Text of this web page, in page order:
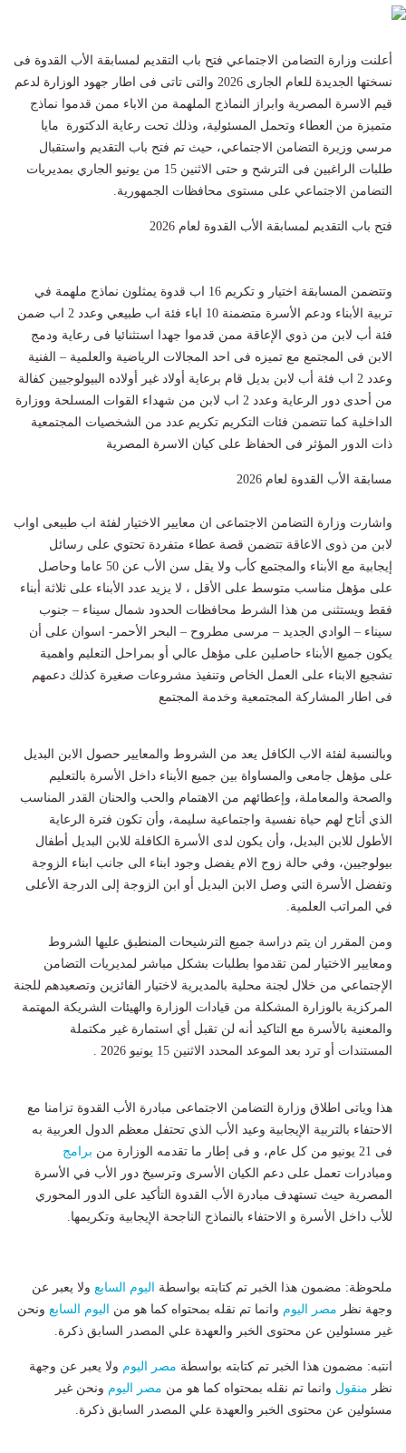
أعلنت وزارة التضامن الاجتماعي فتح باب التقديم لمسابقة الأب القدوة فى
نسختها الجديدة للعام الجارى 2026 والتى تاتى فى اطار جهود الوزارة لدعم
قيم الاسرة المصرية وابراز النماذج الملهمة من الاباء ممن قدموا نماذج
متميزة من العطاء وتحمل المسئولية، وذلك تحت رعاية الدكتورة مايا
مرسي وزيرة التضامن الاجتماعي، حيث تم فتح باب التقديم واستقبال
طلبات الراغبين فى الترشح و حتى الاثنين 15 من يونيو الجاري بمديريات
التضامن الاجتماعي على مستوى محافظات الجمهورية.
فتح باب التقديم لمسابقة الأب القدوة لعام 2026
وتتضمن المسابقة اختيار و تكريم 16 اب قدوة يمثلون نماذج ملهمة في
تربية الأبناء ودعم الأسرة متضمنة 10 اباء فئة اب طبيعي وعدد 2 اب ضمن
فئة أب لابن من ذوي الإعاقة ممن قدموا جهدا استثنائيا فى رعاية ودمج
الابن فى المجتمع مع تميزه فى احد المجالات الرياضية والعلمية – الفنية
وعدد 2 اب فئة أب لابن بديل قام برعاية أولاد غير أولاده البيولوجيين كفالة
من أحدى دور الرعاية وعدد 2 اب لابن من شهداء القوات المسلحة ووزارة
الداخلية كما تتضمن فئات التكريم تكريم عدد من الشخصيات المجتمعية
ذات الدور المؤثر فى الحفاظ على كيان الاسرة المصرية
مسابقة الأب القدوة لعام 2026
واشارت وزارة التضامن الاجتماعى ان معايير الاختيار لفئة اب طبيعى اواب
لابن من ذوى الاعاقة تتضمن قصة عطاء متفردة تحتوي على رسائل
إيجابية مع الأبناء والمجتمع كأب ولا يقل سن الأب عن 50 عاما وحاصل
على مؤهل مناسب متوسط على الأقل ، لا يزيد عدد الأبناء على ثلاثة أبناء
فقط ويستثنى من هذا الشرط محافظات الحدود شمال سيناء – جنوب
سيناء – الوادي الجديد – مرسى مطروح – البحر الأحمر- اسوان على أن
يكون جميع الأبناء حاصلين على مؤهل عالي أو بمراحل التعليم واهمية
تشجيع الابناء على العمل الخاص وتنفيذ مشروعات صغيرة كذلك دعمهم
فى اطار المشاركة المجتمعية وخدمة المجتمع
وبالنسبة لفئة الاب الكافل يعد من الشروط والمعايير حصول الابن البديل
على مؤهل جامعى والمساواة بين جميع الأبناء داخل الأسرة بالتعليم
والصحة والمعاملة، وإعطائهم من الاهتمام والحب والحنان القدر المناسب
الذي أتاح لهم حياة نفسية واجتماعية سليمة، وأن تكون فترة الرعاية
الأطول للابن البديل، وأن يكون لدى الأسرة الكافلة للابن البديل أطفال
بيولوجيين، وفي حالة زوج الام يفضل وجود ابناء الى جانب ابناء الزوجة
وتفضل الأسرة التي وصل الابن البديل أو ابن الزوجة إلى الدرجة الأعلى
في المراتب العلمية.
ومن المقرر ان يتم دراسة جميع الترشيحات المنطبق عليها الشروط
ومعايير الاختيار لمن تقدموا بطلبات بشكل مباشر لمديريات التضامن
الإجتماعي من خلال لجنة محلية بالمديرية لاختيار الفائزين وتصعيدهم للجنة
المركزية بالوزارة المشكلة من قيادات الوزارة والهيئات الشريكة المهتمة
والمعنية بالأسرة مع التاكيد أنه لن تقبل أي استمارة غير مكتملة
المستندات أو ترد بعد الموعد المحدد الاثنين 15 يونيو 2026 .
هذا وياتى اطلاق وزارة التضامن الاجتماعى مبادرة الأب القدوة تزامنا مع
الاحتفاء بالتربية الإيجابية وعيد الأب الذي تحتفل معظم الدول العربية به
فى 21 يونيو من كل عام، و فى إطار ما تقدمه الوزارة من
برامج
ومبادرات تعمل على دعم الكيان الأسرى وترسيخ دور الأب في الأسرة
المصرية حيث تستهدف مبادرة الأب القدوة التأكيد على الدور المحوري
للأب داخل الأسرة و الاحتفاء بالنماذج الناجحة الإيجابية وتكريمها.
ملحوظة: مضمون هذا الخبر تم كتابته بواسطة اليوم السابع ولا يعبر عن
وجهة نظر مصر اليوم وانما تم نقله بمحتواه كما هو من اليوم السابع ونحن
غير مسئولين عن محتوى الخبر والعهدة علي المصدر السابق ذكرة.
انتبه: مضمون هذا الخبر تم كتابته بواسطة مصر اليوم ولا يعبر عن وجهة
نظر منقول وانما تم نقله بمحتواه كما هو من مصر اليوم ونحن غير
مسئولين عن محتوى الخبر والعهدة علي المصدر السابق ذكرة.